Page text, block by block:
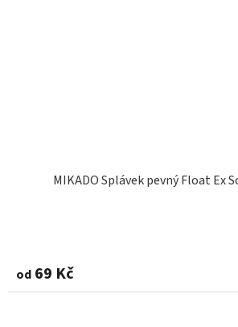
MIKADO Splávek pevný Float Ex
od 69 Kč